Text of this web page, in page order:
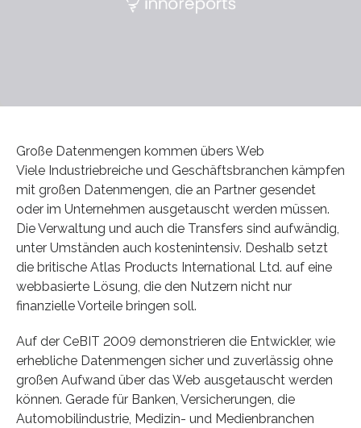
Große Datenmengen kommen übers Web
Viele Industriebreiche und Geschäftsbranchen kämpfen
mit großen Datenmengen, die an Partner gesendet
oder im Unternehmen ausgetauscht werden müssen.
Die Verwaltung und auch die Transfers sind aufwändig,
unter Umständen auch kostenintensiv. Deshalb setzt
die britische Atlas Products International Ltd. auf eine
webbasierte Lösung, die den Nutzern nicht nur
finanzielle Vorteile bringen soll.
Auf der CeBIT 2009 demonstrieren die Entwickler, wie
erhebliche Datenmengen sicher und zuverlässig ohne
großen Aufwand über das Web ausgetauscht werden
können. Gerade für Banken, Versicherungen, die
Automobilindustrie, Medizin- und Medienbranchen